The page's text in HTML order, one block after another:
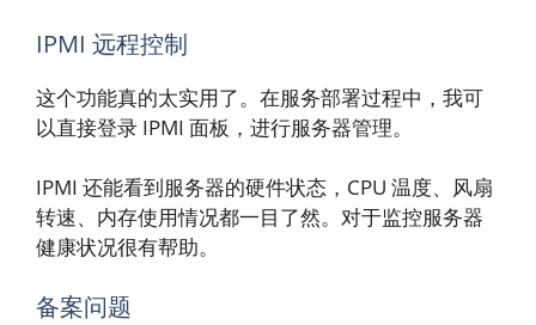
IPMI 远程控制
这个功能真的太实用了。在服务部署过程中，我可
以直接登录 IPMI 面板，进行服务器管理。
IPMI 还能看到服务器的硬件状态，CPU 温度、风扇
转速、内存使用情况都一目了然。对于监控服务器
健康状况很有帮助。
备案问题